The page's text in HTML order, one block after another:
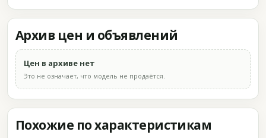
Архив цен и объявлений
Цен в архиве нет
Это не означает, что модель не продаётся.
Похожие по характеристикам